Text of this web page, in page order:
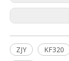
ZJY KF320